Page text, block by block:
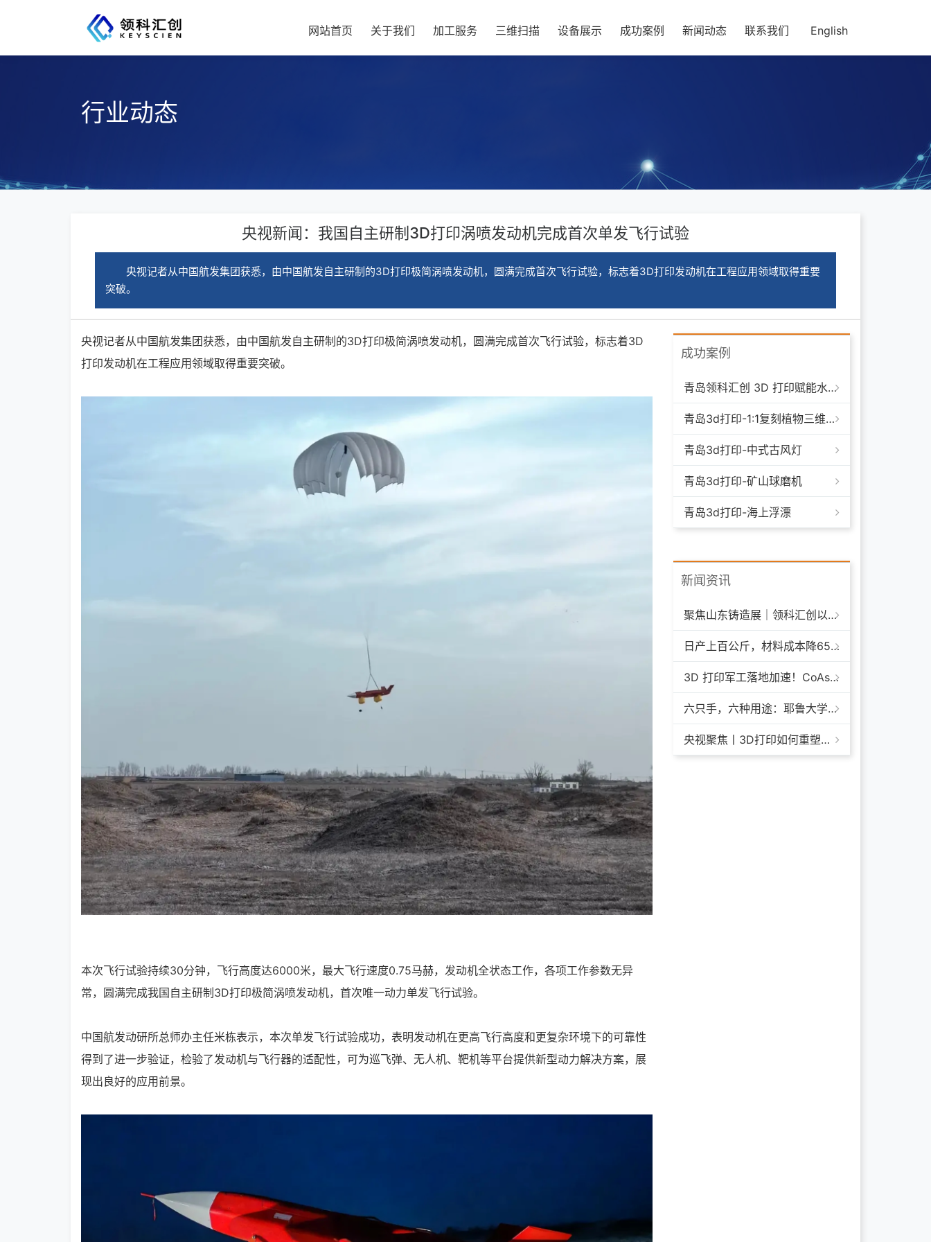
网站首页 关于我们 加工服务 三维扫描 设备展示 成功案例 新闻动态 联系我们 English
行业动态
央视新闻：我国自主研制3D打印涡喷发动机完成首次单发飞行试验
央视记者从中国航发集团获悉，由中国航发自主研制的3D打印极简涡喷发动机，圆满完成首次飞行试验，标志着3D打印发动机在工程应用领域取得重要
突破。
央视记者从中国航发集团获悉，由中国航发自主研制的3D打印极简涡喷发动机，圆满完成首次飞行试验，标志着3D
打印发动机在工程应用领域取得重要突破。
本次飞行试验持续30分钟，飞行高度达6000米，最大飞行速度0.75马赫，发动机全状态工作，各项工作参数无异
常，圆满完成我国自主研制3D打印极简涡喷发动机，首次唯一动力单发飞行试验。
中国航发动研所总师办主任米栋表示，本次单发飞行试验成功，表明发动机在更高飞行高度和更复杂环境下的可靠性
得到了进一步验证，检验了发动机与飞行器的适配性，可为巡飞弹、无人机、靶机等平台提供新型动力解决方案，展
现出良好的应用前景。
成功案例
青岛领科汇创 3D 打印赋能水下清洁机器人：突破传统制造，深耕海洋智能装备新场景
青岛3d打印-1:1复刻植物三维模型
青岛3d打印-中式古风灯
青岛3d打印-矿山球磨机
青岛3d打印-海上浮漂
新闻资讯
聚焦山东铸造展｜领科汇创以 3D 打印技术赋能铸造模具革新
日产上百公斤，材料成本降65%+，领科汇创FGF颗粒料3D打印机
3D 打印军工落地加速！CoAspire 入选美军 FAMM 导弹项目，RAACM 巡航导弹依托增材制造推进量产
六只手，六种用途：耶鲁大学开发成本仅几百美元的3D打印多功能假肢套装
央视聚焦丨3D打印如何重塑航天制造——1毫米